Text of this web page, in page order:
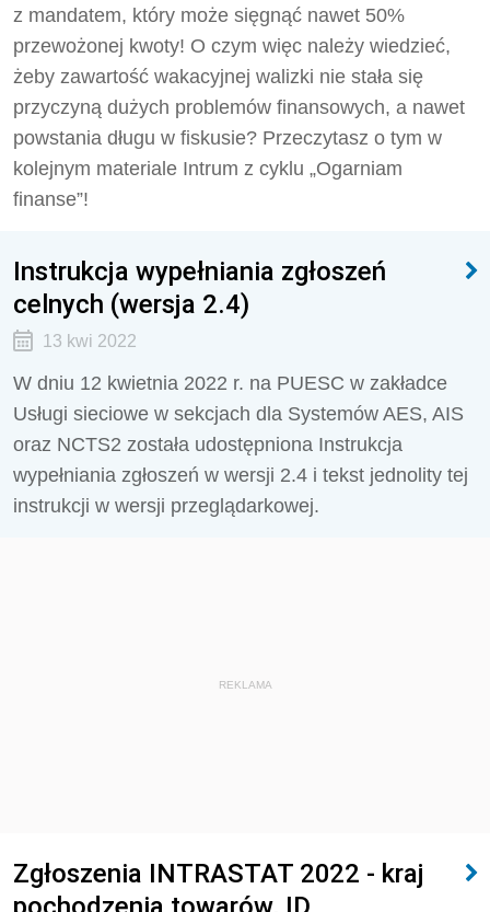
z mandatem, który może sięgnąć nawet 50%
przewożonej kwoty! O czym więc należy wiedzieć,
żeby zawartość wakacyjnej walizki nie stała się
przyczyną dużych problemów finansowych, a nawet
powstania długu w fiskusie? Przeczytasz o tym w
kolejnym materiale Intrum z cyklu „Ogarniam
finanse”!
Instrukcja wypełniania zgłoszeń
celnych (wersja 2.4)
13 kwi 2022
W dniu 12 kwietnia 2022 r. na PUESC w zakładce
Usługi sieciowe w sekcjach dla Systemów AES, AIS
oraz NCTS2 została udostępniona Instrukcja
wypełniania zgłoszeń w wersji 2.4 i tekst jednolity tej
instrukcji w wersji przeglądarkowej.
REKLAMA
Zgłoszenia INTRASTAT 2022 - kraj